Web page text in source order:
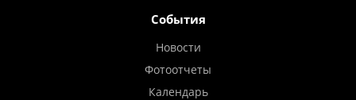
События
Новости
Фотоотчеты
Календарь